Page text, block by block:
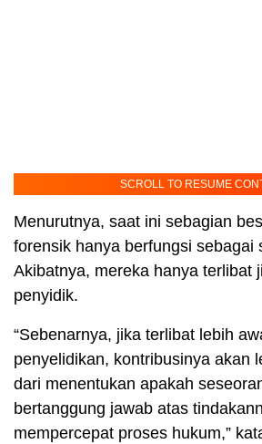
SCROLL TO RESUME
Menurutnya, saat ini sebagian
forensik hanya berfungsi sebagai
Akibatnya, mereka hanya terlibat
penyidik.
“Sebenarnya, jika terlibat lebih
penyelidikan, kontribusinya akan
dari menentukan apakah
bertanggung jawab atas
mempercepat proses hukum,”